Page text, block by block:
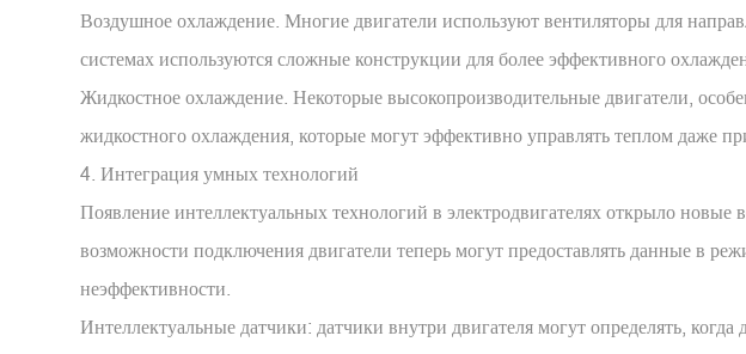
Воздушное охлаждение. Многие двигатели используют вентиляторы для
системах используются сложные конструкции для более эффективного
Жидкостное охлаждение. Некоторые высокопроизводительные двигатели,
жидкостного охлаждения, которые могут эффективно управлять теплом даже
4. Интеграция умных технологий
Появление интеллектуальных технологий в электродвигателях открыло
возможности подключения двигатели теперь могут предоставлять данные в
неэффективности.
Интеллектуальные датчики: датчики внутри двигателя могут определять,